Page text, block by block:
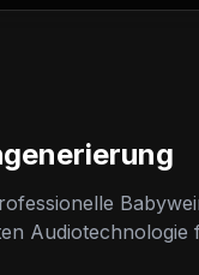
Audiotechnologie